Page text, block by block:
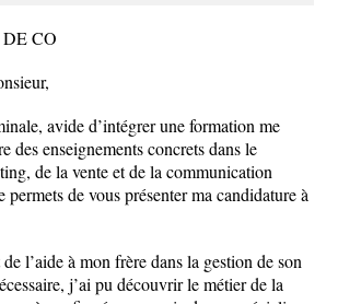
CO
avide d’intégrer une formation me
des enseignements concrets dans le
de la vente et de la communication
permets de vous présenter ma candidature à
l’aide à mon frère dans la gestion de son
j’ai pu découvrir le métier de la